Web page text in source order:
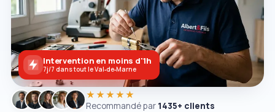
★★★★★
Recommandé par 1435+ clients
Intervention en moins d'1h
7j/7 dans tout le Val‑de‑Marne